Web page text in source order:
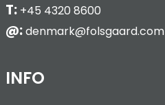
T: +45 4320 8600
@:denmark@folsgaard.com
INFO